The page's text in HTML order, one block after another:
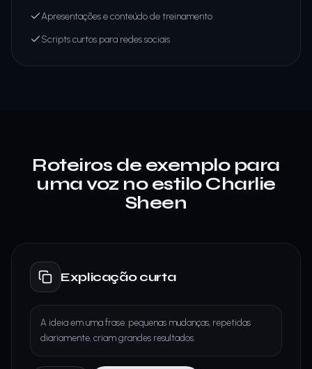
Apresentações e conteúdo de treinamento
Scripts curtos para redes sociais
Roteiros de exemplo para
uma voz no estilo Charlie
Sheen
Explicação curta
A ideia em uma frase: pequenas mudanças, repetidas
diariamente, criam grandes resultados.